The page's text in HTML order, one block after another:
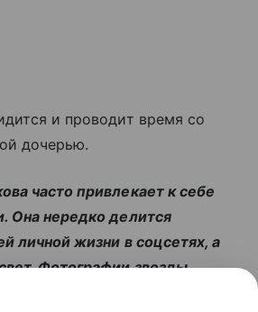
и проводит время со
дочерью.
часто привлекает к себе
Она нередко делится
личной жизни в соцсетях, а
Фотографии звезды